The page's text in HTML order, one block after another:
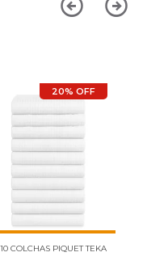
20% OFF
COLCHAS PIQUET TEKA